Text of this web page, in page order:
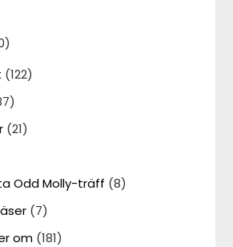
(122)
(21)
Odd Molly-träff (8)
(7)
om (181)